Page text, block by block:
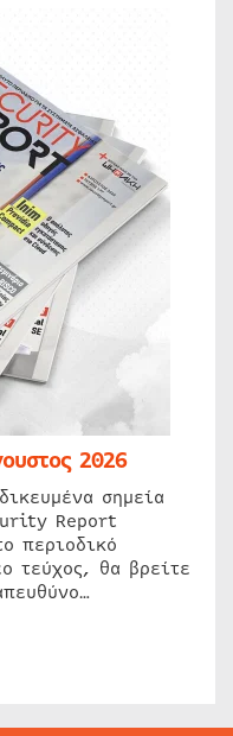
2026
σημεία
Report
περιοδικό
τεύχος, θα βρείτε